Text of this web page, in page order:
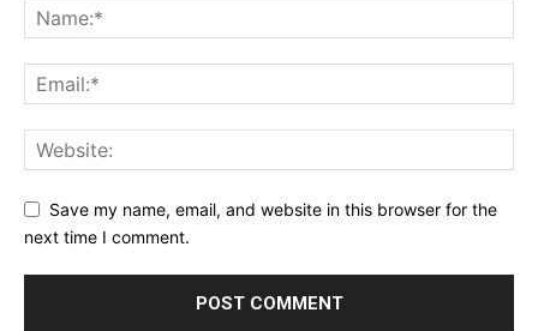
Save my name, email, and website in this browser for the
next time I comment.